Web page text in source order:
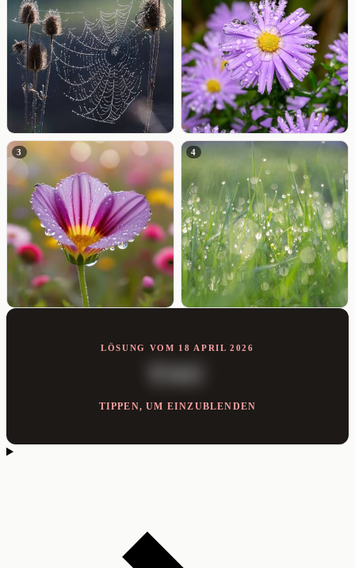
3 4
LÖSUNG VOM 18 APRIL 2026
TAU
TIPPEN, UM EINZUBLENDEN